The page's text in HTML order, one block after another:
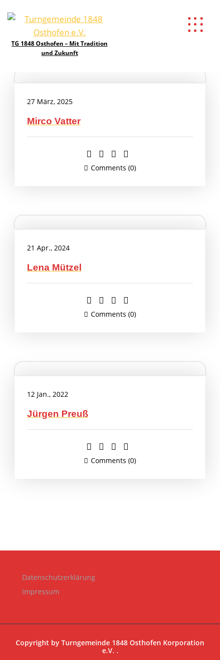
TG 1848 Osthofen – Mit Tradition
und Zukunft
Designation:
Erweiterter Vorstand
27 März, 2025
Mirco Vatter
Comments (0)
21 Apr., 2024
Lena Mützel
Comments (0)
12 Jan., 2022
Jürgen Preuß
Comments (0)
Datenschutzerklärung
Impressum
Copyright by Turngemeinde 1848 Osthofen Korporation
e.V. .